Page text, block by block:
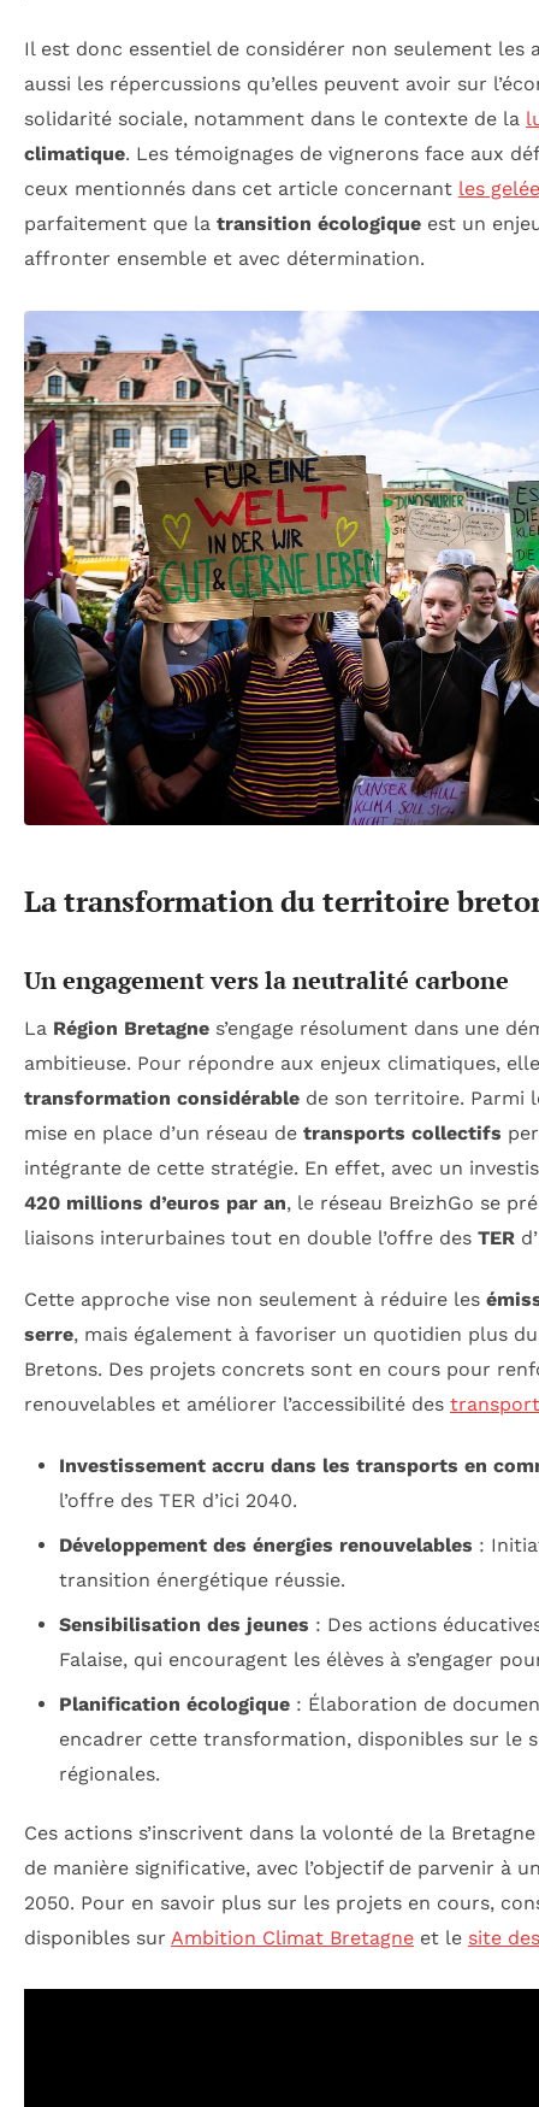
Il est donc essentiel de considérer non seulement les
aussi les répercussions qu’elles peuvent avoir sur
solidarité sociale, notamment dans le contexte de la
climatique. Les témoignages de vignerons face aux
ceux mentionnés dans cet article concernant les
parfaitement que la transition écologique est un
affronter ensemble et avec détermination.
La transformation du territoire
Un engagement vers la neutralité carbone
La Région Bretagne s’engage résolument dans une
ambitieuse. Pour répondre aux enjeux climatiques,
transformation considérable de son territoire. Parmi
mise en place d’un réseau de transports collectifs
intégrante de cette stratégie. En effet, avec un
420 millions d’euros par an, le réseau BreizhGo se
liaisons interurbaines tout en double l’offre des TER
Cette approche vise non seulement à réduire les
serre, mais également à favoriser un quotidien plus
Bretons. Des projets concrets sont en cours pour
renouvelables et améliorer l’accessibilité des
Investissement accru dans les transports en
l’offre des TER d’ici 2040.
Développement des énergies renouvelables :
transition énergétique réussie.
Sensibilisation des jeunes : Des actions
Falaise, qui encouragent les élèves à s’engager
Planification écologique: Élaboration de
encadrer cette transformation, disponibles sur le
régionales.
Ces actions s’inscrivent dans la volonté de la
de manière significative, avec l’objectif de parvenir à
2050. Pour en savoir plus sur les projets en cours,
disponibles sur Ambition Climat Bretagne et le site